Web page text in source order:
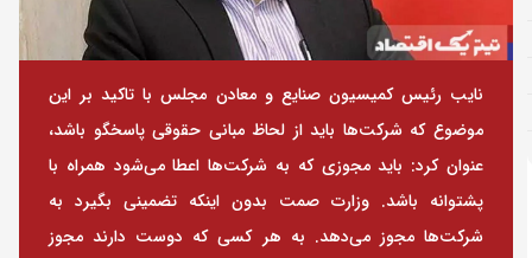
نایب رئیس کمیسیون صنایع و معادن مجلس با تاکید بر این
موضوع که شرکت‌ها باید از لحاظ مبانی حقوقی پاسخگو باشد،
عنوان کرد: باید مجوزی که به شرکت‌ها اعطا می‌شود همراه با
پشتوانه باشد. وزارت صمت بدون اینکه تضمینی بگیرد به
شرکت‌ها مجوز می‌دهد. به هر کسی که دوست دارند مجوز